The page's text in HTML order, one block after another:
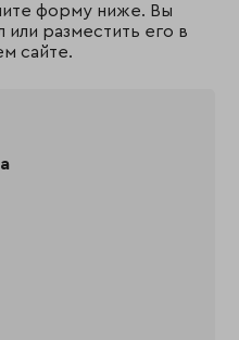
форму ниже. Вы
разместить его в
сайте.